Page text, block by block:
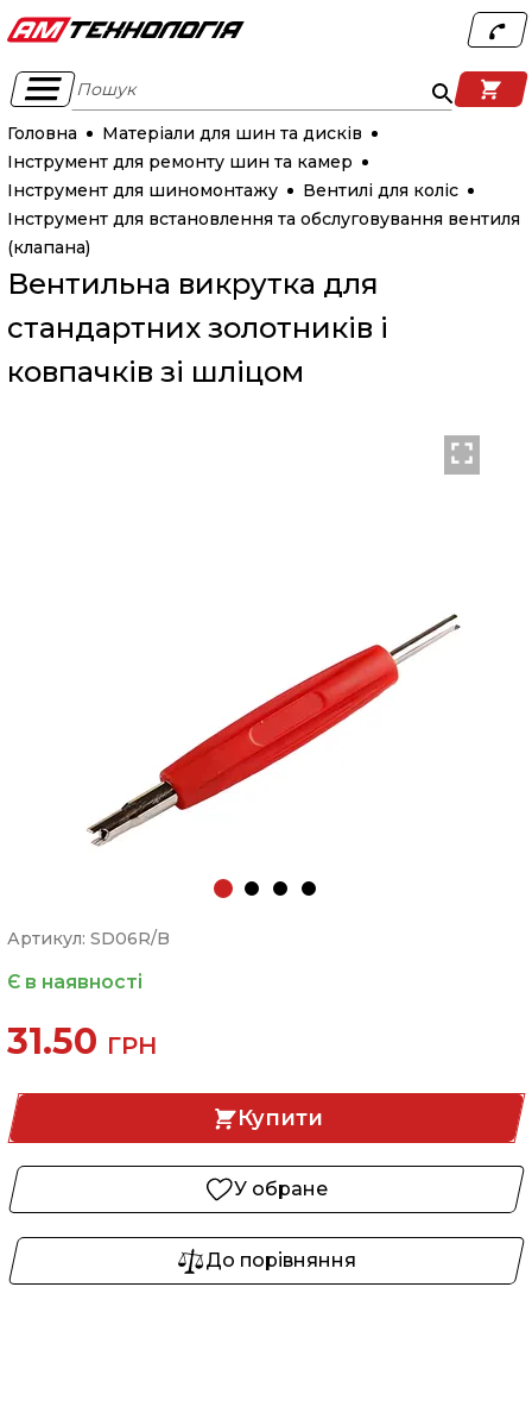
Пошук
Головна
Матеріали для шин та дисків
Інструмент для ремонту шин та камер
Інструмент для шиномонтажу
Вентилі для коліс
Інструмент для встановлення та обслуговування вентиля
(клапана)
Вентильна викрутка для
стандартних золотників і
ковпачків зі шліцом
Артикул: SD06R/B
Є в наявності
31.50 ГРН
Купити
У обране
До порівняння